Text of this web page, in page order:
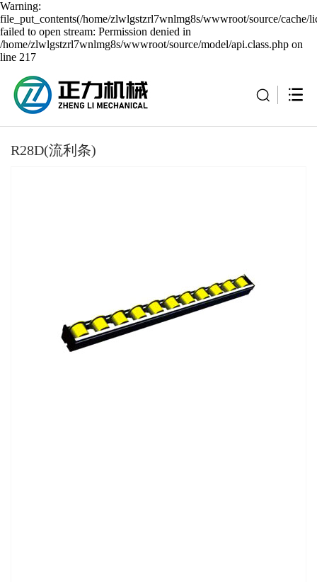
Warning:
file_put_contents(/home/zlwlgstzrl7wnlmg8s/wwwroot/source/cache/
failed to open stream: Permission denied in
/home/zlwlgstzrl7wnlmg8s/wwwroot/source/model/api.class.php on
line 217
R28D(流利条)